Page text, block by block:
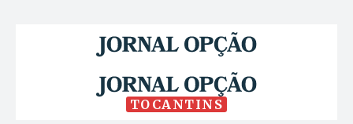
TOCANTINS